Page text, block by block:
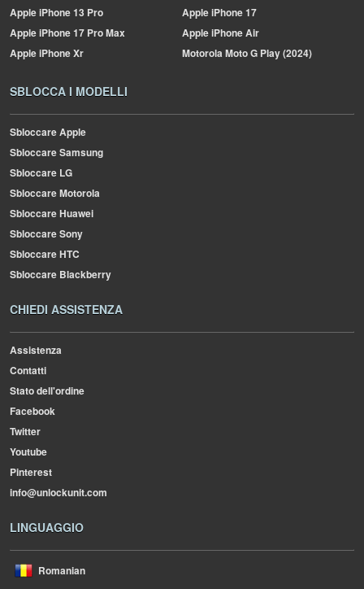
AppleiPhone 13 Pro AppleiPhone 17
AppleiPhone 17 Pro Max AppleiPhone Air
AppleiPhone Xr MotorolaMoto G Play (2024)
SBLOCCA I MODELLI
Sbloccare Apple
Sbloccare Samsung
Sbloccare LG
Sbloccare Motorola
Sbloccare Huawei
Sbloccare Sony
Sbloccare HTC
Sbloccare Blackberry
CHIEDI ASSISTENZA
Assistenza
Contatti
Stato dell'ordine
Facebook
Twitter
Youtube
Pinterest
info@unlockunit.com
LINGUAGGIO
Romanian